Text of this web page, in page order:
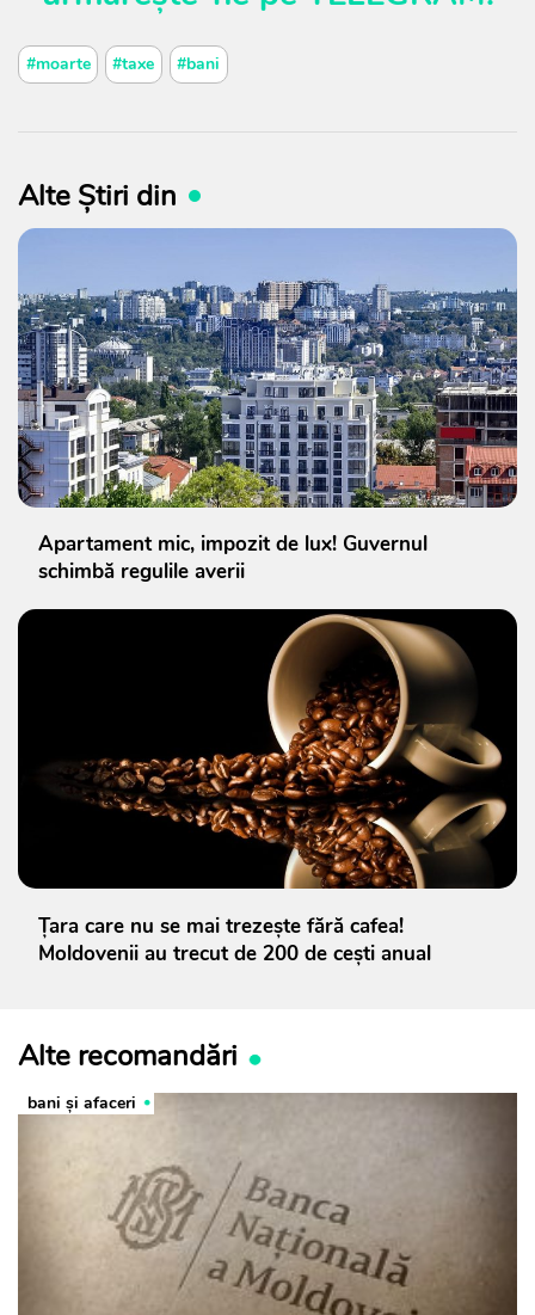
#moarte #taxe #bani
Alte Știri din
Apartament mic, impozit de lux! Guvernul
schimbă regulile averii
Țara care nu se mai trezește fără cafea!
Moldovenii au trecut de 200 de cești anual
Alte recomandări
bani și afaceri